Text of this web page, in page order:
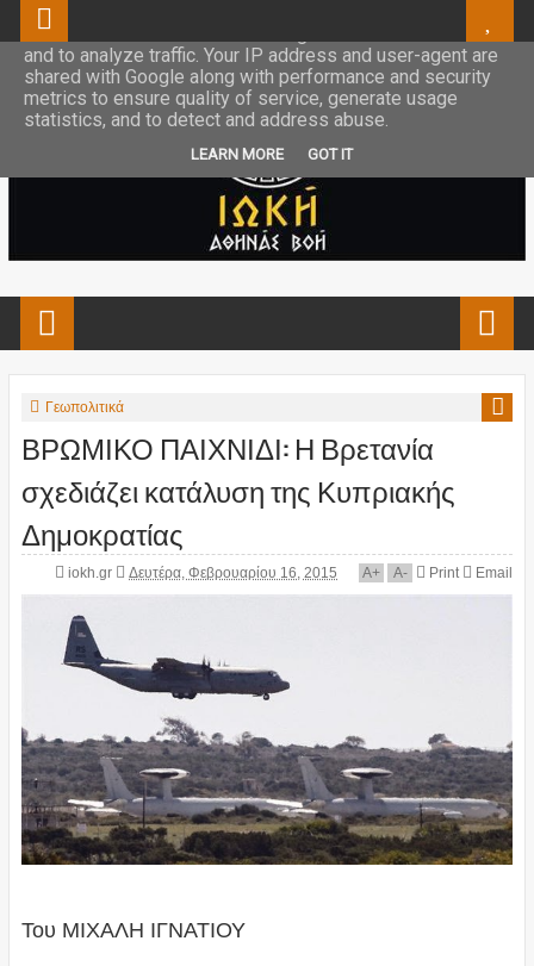
Γεωπολιτικά
ΒΡΩΜΙΚΟ ΠΑΙΧΝΙΔΙ: Η Βρετανία
σχεδιάζει κατάλυση της Κυπριακής
Δημοκρατίας
iokh.gr Δευτέρα, Φεβρουαρίου 16, 2015 A+ A- Print Email
Του ΜΙΧΑΛΗ ΙΓΝΑΤΙΟΥ
This site uses cookies from Google to deliver its services
and to analyze traffic. Your IP address and user-agent are
shared with Google along with performance and security
metrics to ensure quality of service, generate usage
statistics, and to detect and address abuse.
LEARN MORE GOT IT